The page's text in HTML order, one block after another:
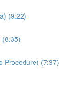
(9:22)
(8:35)
Procedure) (7:37)